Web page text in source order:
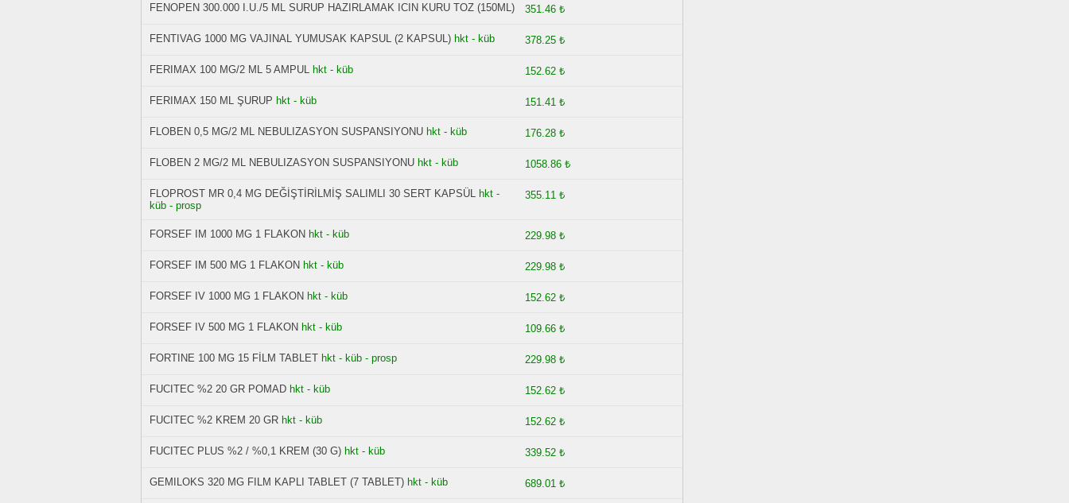
FENOPEN 300.000 I.U./5 ML SURUP HAZIRLAMAK ICIN KURU TOZ (150ML) 351.46 ₺
FENTIVAG 1000 MG VAJINAL YUMUSAK KAPSUL (2 KAPSUL) hkt - küb 378.25 ₺
FERIMAX 100 MG/2 ML 5 AMPUL hkt - küb 152.62 ₺
FERIMAX 150 ML ŞURUP hkt - küb 151.41 ₺
FLOBEN 0,5 MG/2 ML NEBULIZASYON SUSPANSIYONU hkt - küb 176.28 ₺
FLOBEN 2 MG/2 ML NEBULIZASYON SUSPANSIYONU hkt - küb 1058.86 ₺
FLOPROST MR 0,4 MG DEĞİŞTİRİLMİŞ SALIMLI 30 SERT KAPSÜL hkt -
küb - prosp
355.11 ₺
FORSEF IM 1000 MG 1 FLAKON hkt - küb 229.98 ₺
FORSEF IM 500 MG 1 FLAKON hkt - küb 229.98 ₺
FORSEF IV 1000 MG 1 FLAKON hkt - küb 152.62 ₺
FORSEF IV 500 MG 1 FLAKON hkt - küb 109.66 ₺
FORTINE 100 MG 15 FİLM TABLET hkt - küb - prosp 229.98 ₺
FUCITEC %2 20 GR POMAD hkt - küb 152.62 ₺
FUCITEC %2 KREM 20 GR hkt - küb 152.62 ₺
FUCITEC PLUS %2 / %0,1 KREM (30 G) hkt - küb 339.52 ₺
GEMILOKS 320 MG FILM KAPLI TABLET (7 TABLET) hkt - küb 689.01 ₺